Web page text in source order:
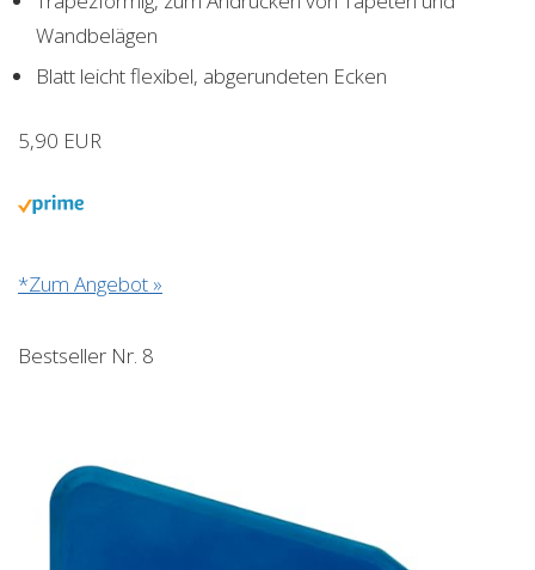
Wandbelägen
Blatt leicht flexibel, abgerundeten Ecken
5,90 EUR
*Zum Angebot »
Bestseller Nr. 8